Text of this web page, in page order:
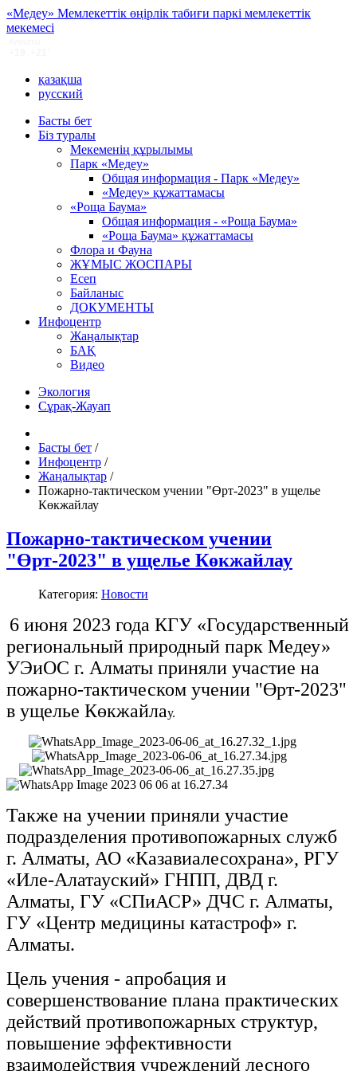
«Медеу» Мемлекеттік өңірлік табиғи паркі мемлекеттік
мекемесі
қазақша
русский
Басты бет
Біз туралы
Мекеменің құрылымы
Парк «Медеу»
Общая информация - Парк «Медеу»
«Медеу» құжаттамасы
«Роща Баума»
Общая информация - «Роща Баума»
«Роща Баума» құжаттамасы
Флора и Фауна
ЖҰМЫС ЖОСПАРЫ
Есеп
Байланыс
ДОКУМЕНТЫ
Инфоцентр
Жаңалықтар
БАҚ
Видео
Экология
Сұрақ-Жауап
Басты бет /
Инфоцентр /
Жаңалықтар /
Пожарно-тактическом учении "Өрт-2023" в ущелье
Көкжайлау
Пожарно-тактическом учении
"Өрт-2023" в ущелье Көкжайлау
Категория: Новости
6 июня 2023 года КГУ «Государственный
региональный природный парк Медеу»
УЭиОС г. Алматы приняли участие на
пожарно-тактическом учении "Өрт-2023"
в ущелье Көкжайлау.
Также на учении приняли участие
подразделения противопожарных служб
г. Алматы, АО «Казавиалесохрана», РГУ
«Иле-Алатауский» ГНПП, ДВД г.
Алматы, ГУ «СПиАСР» ДЧС г. Алматы,
ГУ «Центр медицины катастроф» г.
Алматы.
Цель учения - апробация и
совершенствование плана практических
действий противопожарных структур,
повышение эффективности
взаимодействия учреждений лесного